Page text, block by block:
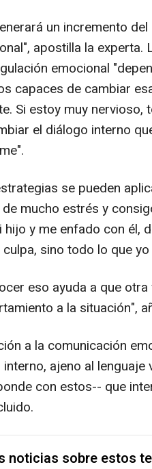
un incremento
apostilla la
emocional
capaces de cambiar
Si estoy muy nervioso,
el diálogo interno
se pueden
mucho estrés y
hijo y me enfado con él,
sino todo lo que yo
eso ayuda a que
a la situación",
a la comunicación
ajeno al
con estos-- que
noticias sobre estos